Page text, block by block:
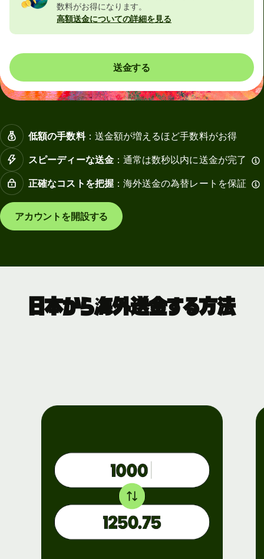
数料がお得になります。
高額送金についての詳細を見る
送金する
低額の手数料：送金額が増えるほど手数料がお得
スピーディーな送金：通常は数秒以内に送金が完了
正確なコストを把握：海外送金の為替レートを保証
アカウントを開設する
日本から海外送金する方法